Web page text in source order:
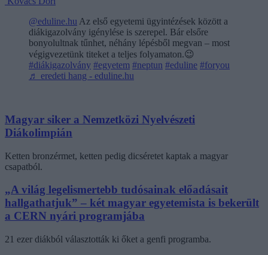
@eduline.hu Az első egyetemi ügyintézések között a
diákigazolvány igénylése is szerepel. Bár elsőre
bonyolultnak tűnhet, néhány lépésből megvan – most
végigvezetünk titeket a teljes folyamaton.😉
#diákigazolvány #egyetem #neptun #eduline #foryou
♬ eredeti hang - eduline.hu
Magyar siker a Nemzetközi Nyelvészeti
Diákolimpián
Ketten bronzérmet, ketten pedig dicséretet kaptak a magyar
csapatból.
„A világ legelismertebb tudósainak előadásait
hallgathatjuk” – két magyar egyetemista is bekerült
a CERN nyári programjába
21 ezer diákból választották ki őket a genfi programba.